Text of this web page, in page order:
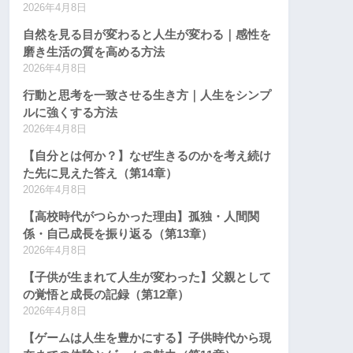
2026年4月8日
自然を見る目が変わると人生が変わる｜感性を
磨き生活の質を高める方法
2026年4月8日
行動と思考を一致させる生き方｜人生をシンプ
ルに強くする方法
2026年4月8日
【自分とは何か？】なぜ生きるのかを考え続け
た先に見えた答え（第14章）
2026年4月8日
【高校時代がつらかった理由】孤独・人間関
係・自己成長を振り返る（第13章）
2026年4月8日
【子供が生まれて人生が変わった】父親として
の覚悟と成長の記録（第12章）
2026年4月8日
【ゲームは人生を豊かにする】子供時代から現